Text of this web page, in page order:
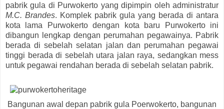
pabrik gula di Purwokerto yang dipimpin oleh administratur
M.C. Brandes. Komplek pabrik gula yang berada di antara
kota lama Purwokerto dengan kota baru Purwokerto ini
dibangun lengkap dengan perumahan pegawainya. Pabrik
berada di sebelah selatan jalan dan perumahan pegawai
tinggi berada di sebelah utara jalan raya, sedangkan mess
untuk pegawai rendahan berada di sebelah selatan pabrik.
Bangunan awal depan pabrik gula Poerwokerto, bangunan